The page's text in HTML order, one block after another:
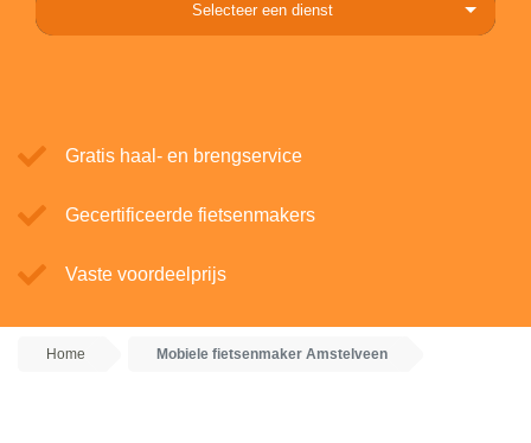
Selecteer een dienst
Gratis haal- en brengservice
Gecertificeerde fietsenmakers
Vaste voordeelprijs
Home Mobiele fietsenmaker Amstelveen